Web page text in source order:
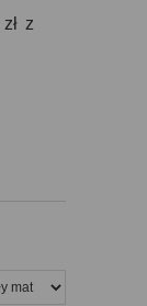
zł z